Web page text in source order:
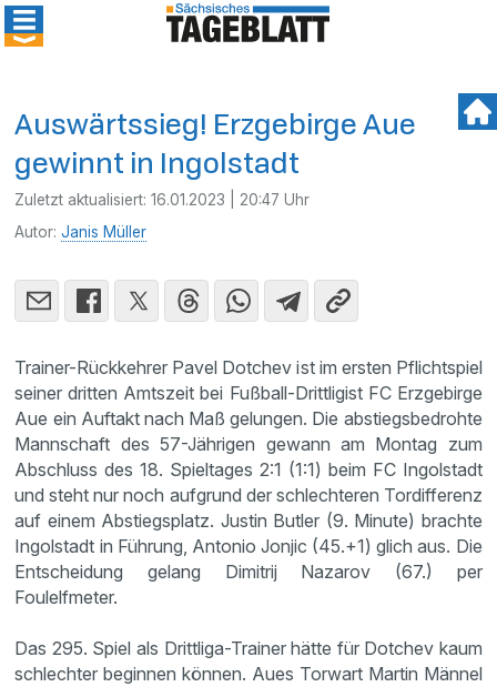
Auswärtssieg! Erzgebirge Aue
gewinnt in Ingolstadt
Zuletzt aktualisiert:16.01.2023 | 20:47 Uhr
Autor:Janis Müller
Trainer-Rückkehrer Pavel Dotchev ist im ersten Pflichtspiel
seiner dritten Amtszeit bei Fußball-Drittligist FC Erzgebirge
Aue ein Auftakt nach Maß gelungen. Die abstiegsbedrohte
Mannschaft des 57-Jährigen gewann am Montag zum
Abschluss des 18. Spieltages 2:1 (1:1) beim FC Ingolstadt
und steht nur noch aufgrund der schlechteren Tordifferenz
auf einem Abstiegsplatz. Justin Butler (9. Minute) brachte
Ingolstadt in Führung, Antonio Jonjic (45.+1) glich aus. Die
Entscheidung gelang Dimitrij Nazarov (67.) per
Foulelfmeter.
Das 295. Spiel als Drittliga-Trainer hätte für Dotchev kaum
schlechter beginnen können. Aues Torwart Martin Männel